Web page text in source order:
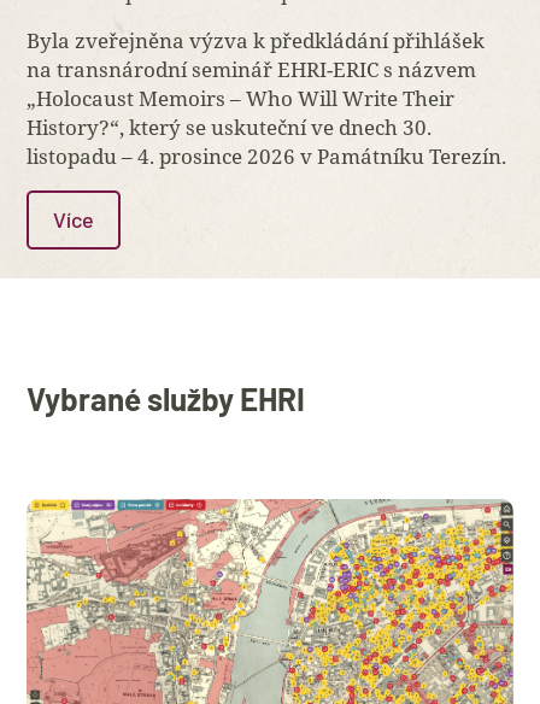
Byla zveřejněna výzva k předkládání přihlášek
na transnárodní seminář EHRI-ERIC s názvem
„Holocaust Memoirs – Who Will Write Their
History?“, který se uskuteční ve dnech 30.
listopadu – 4. prosince 2026 v Památníku Terezín.
Více
Vybrané služby EHRI